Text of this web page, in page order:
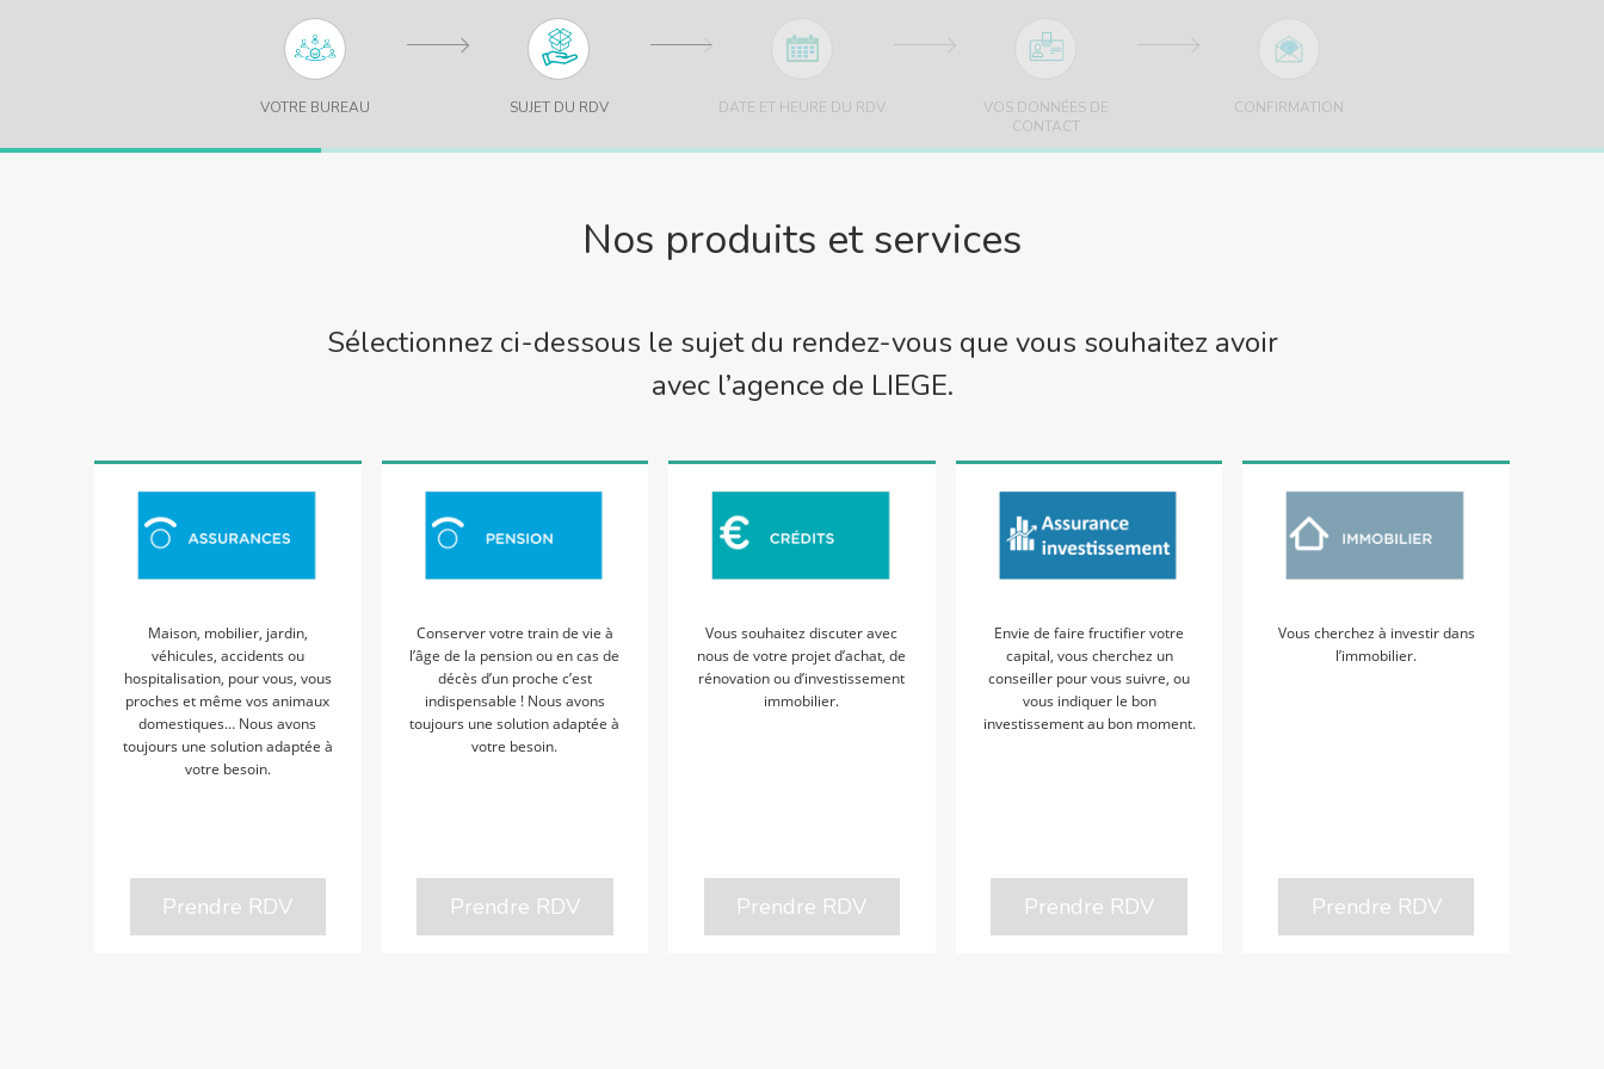
VOTRE BUREAU SUJET DU RDV DATE ET HEURE DU RDV
VOS DONNÉES DE
CONTACT
CONFIRMATION
Nos produits et services
Sélectionnez ci-dessous le sujet du rendez-vous que vous souhaitez avoir
avec l’agence de LIEGE.
Maison, mobilier, jardin,
véhicules, accidents ou
hospitalisation, pour vous, vous
proches et même vos animaux
domestiques… Nous avons
toujours une solution adaptée à
votre besoin.
Prendre RDV
Conserver votre train de vie à
l’âge de la pension ou en cas de
décès d’un proche c’est
indispensable ! Nous avons
toujours une solution adaptée à
votre besoin.
Prendre RDV
Vous souhaitez discuter avec
nous de votre projet d’achat, de
rénovation ou d’investissement
immobilier.
Prendre RDV
Envie de faire fructifier votre
capital, vous cherchez un
conseiller pour vous suivre, ou
vous indiquer le bon
investissement au bon moment.
Prendre RDV
Vous cherchez à investir dans
l’immobilier.
Prendre RDV